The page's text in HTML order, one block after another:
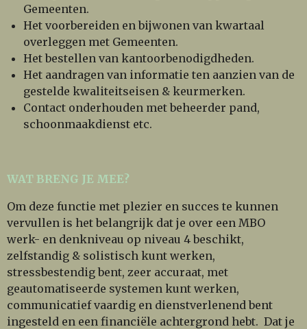
Gemeenten.
Het voorbereiden en bijwonen van kwartaal
overleggen met Gemeenten.
Het bestellen van kantoorbenodigdheden.
Het aandragen van informatie ten aanzien van de
gestelde kwaliteitseisen & keurmerken.
Contact onderhouden met beheerder pand,
schoonmaakdienst etc.
WAT BRENG JE MEE?
Om deze functie met plezier en succes te kunnen
vervullen is het belangrijk dat je over een MBO
werk- en denkniveau op niveau 4 beschikt,
zelfstandig & solistisch kunt werken,
stressbestendig bent, zeer accuraat, met
geautomatiseerde systemen kunt werken,
communicatief vaardig en dienstverlenend bent
ingesteld en een financiële achtergrond hebt. Dat je